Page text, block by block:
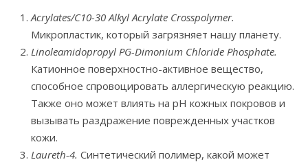
Acrylates/C10-30 Alkyl Acrylate Crosspolymer.
Микропластик, который загрязняет нашу планету.
Linoleamidopropyl PG-Dimonium Chloride Phosphate.
Катионное поверхностно-активное вещество,
способное спровоцировать аллергическую реакцию.
Также оно может влиять на рН кожных покровов и
вызывать раздражение поврежденных участков
кожи.
Laureth-4. Синтетический полимер, какой может